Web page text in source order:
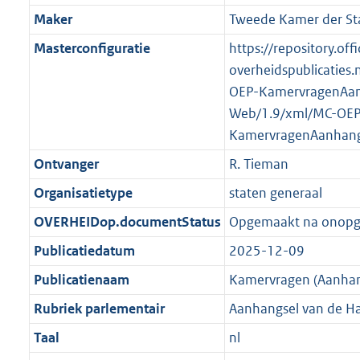
t
a
K
b
2
K
Maker
Tweede Kamer der
Masterconfiguratie
https://
OEP-
Web/1.9/xml/MC-
Ontvanger
R. Tieman
Organisatietype
staten generaal
OVERHEIDop.documentStatus Opgemaakt na
Publicatiedatum
2025-12-09
Publicatienaam
Kamervragen
Rubriek parlementair
Aanhangsel van de
Taal
nl